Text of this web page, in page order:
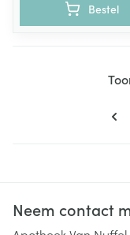
Bestel
Neem contact